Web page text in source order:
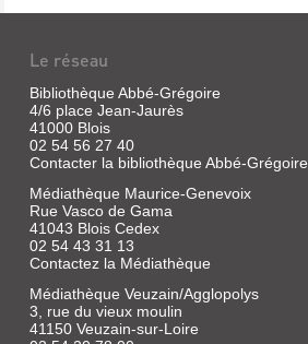
Le réseau
Bibliothèque Abbé-Grégoire
4/6 place Jean-Jaurès
41000 Blois
02 54 56 27 40
Contacter la bibliothèque Abbé-Grégoire
Médiathèque Maurice-Genevoix
Rue Vasco de Gama
41043 Blois Cedex
02 54 43 31 13
Contactez la Médiathèque
Médiathèque Veuzain/Agglopolys
3, rue du vieux moulin
41150 Veuzain-sur-Loire